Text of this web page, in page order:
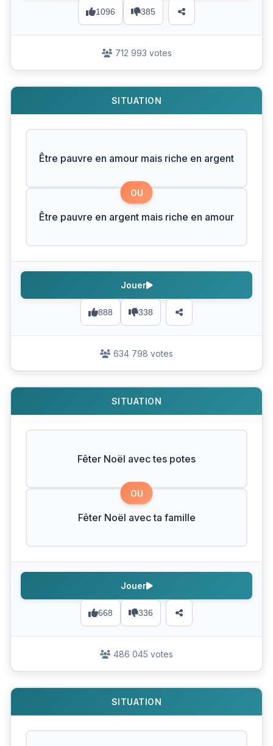
1096 385
712 993 votes
SITUATION
Être pauvre en amour mais riche en argent
OU
Être pauvre en argent mais riche en amour
888 338
Jouer
634 798 votes
SITUATION
Fêter Noël avec tes potes
OU
Fêter Noël avec ta famille
668 336
Jouer
486 045 votes
SITUATION